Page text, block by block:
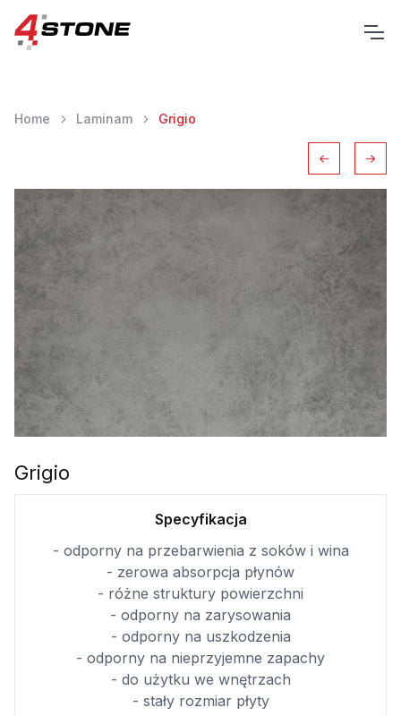
Home Laminam Grigio
Grigio
Specyfikacja
- odporny na przebarwienia z soków i wina
- zerowa absorpcja płynów
- różne struktury powierzchni
- odporny na zarysowania
- odporny na uszkodzenia
- odporny na nieprzyjemne zapachy
- do użytku we wnętrzach
- stały rozmiar płyty